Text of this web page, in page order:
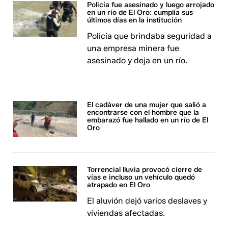
Policía fue asesinado y luego arrojado
en un río de El Oro: cumplía sus
últimos días en la institución
Policía que brindaba seguridad a
una empresa minera fue
asesinado y deja en un río.
El cadáver de una mujer que salió a
encontrarse con el hombre que la
embarazó fue hallado en un río de El
Oro
Torrencial lluvia provocó cierre de
vías e incluso un vehículo quedó
atrapado en El Oro
El aluvión dejó varios deslaves y
viviendas afectadas.